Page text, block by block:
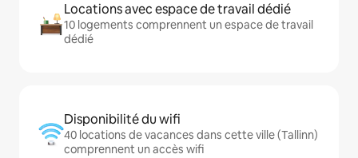
Locations avec espace de travail dédié
10 logements comprennent un espace de travail
dédié
Disponibilité du wifi
40 locations de vacances dans cette ville (Tallinn)
comprennent un accès wifi